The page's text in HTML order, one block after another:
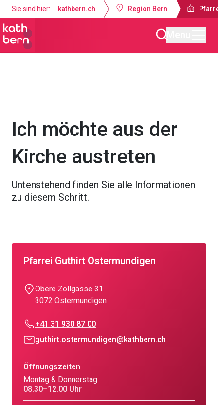
Sie sind hier: kathbern.ch Region Bern
Ich möchte aus der
Kirche austreten
Untenstehend finden Sie alle Informationen
zu diesem Schritt.
Pfarrei Guthirt Ostermundigen
Obere Zollgasse 31
3072 Ostermundigen
+41 31 930 87 00
guthirt.ostermundigen@kathbern.ch
Öffnungszeiten
Montag & Donnerstag
08.30–12.00 Uhr